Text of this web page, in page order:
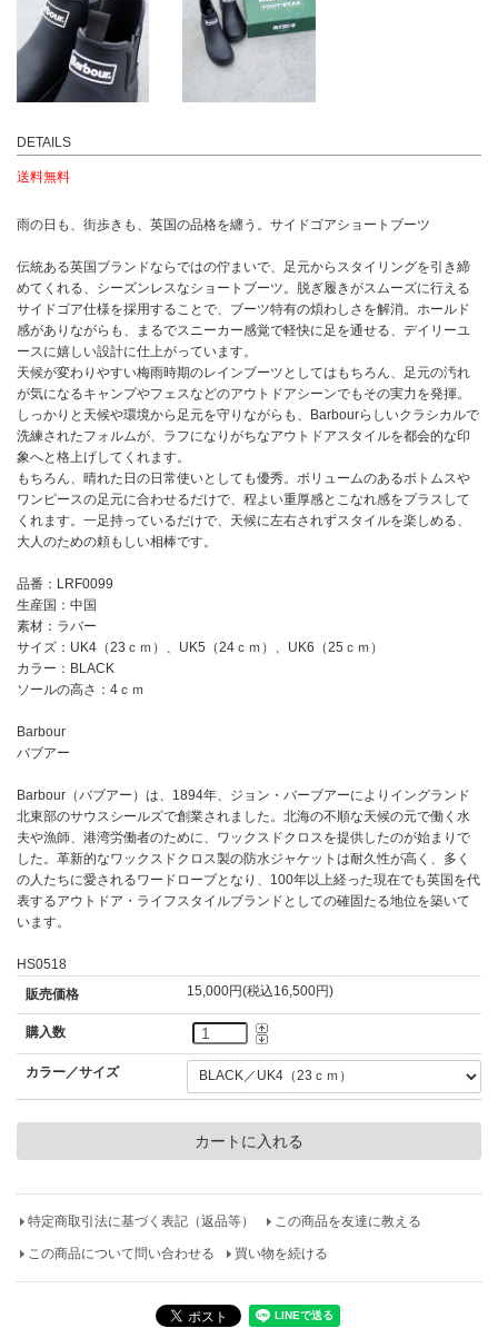
DETAILS
送料無料
雨の日も、街歩きも、英国の品格を纏う。サイドゴアショートブーツ
伝統ある英国ブランドならではの佇まいで、足元からスタイリングを引き締
めてくれる、シーズンレスなショートブーツ。脱ぎ履きがスムーズに行える
サイドゴア仕様を採用することで、ブーツ特有の煩わしさを解消。ホールド
感がありながらも、まるでスニーカー感覚で軽快に足を通せる、デイリーユ
ースに嬉しい設計に仕上がっています。
天候が変わりやすい梅雨時期のレインブーツとしてはもちろん、足元の汚れ
が気になるキャンプやフェスなどのアウトドアシーンでもその実力を発揮。
しっかりと天候や環境から足元を守りながらも、Barbourらしいクラシカルで
洗練されたフォルムが、ラフになりがちなアウトドアスタイルを都会的な印
象へと格上げしてくれます。
もちろん、晴れた日の日常使いとしても優秀。ボリュームのあるボトムスや
ワンピースの足元に合わせるだけで、程よい重厚感とこなれ感をプラスして
くれます。一足持っているだけで、天候に左右されずスタイルを楽しめる、
大人のための頼もしい相棒です。
品番：LRF0099
生産国：中国
素材：ラバー
サイズ：UK4（23ｃｍ）、UK5（24ｃｍ）、UK6（25ｃｍ）
カラー：BLACK
ソールの高さ：4ｃｍ
Barbour
バブアー
Barbour（バブアー）は、1894年、ジョン・バーブアーによりイングランド
北東部のサウスシールズで創業されました。北海の不順な天候の元で働く水
夫や漁師、港湾労働者のために、ワックスドクロスを提供したのが始まりで
した。革新的なワックスドクロス製の防水ジャケットは耐久性が高く、多く
の人たちに愛されるワードローブとなり、100年以上経った現在でも英国を代
表するアウトドア・ライフスタイルブランドとしての確固たる地位を築いて
います。
HS0518
販売価格
15,000円(税込16,500円)
購入数
カラー／サイズ
特定商取引法に基づく表記（返品等） この商品を友達に教える
この商品について問い合わせる 買い物を続ける